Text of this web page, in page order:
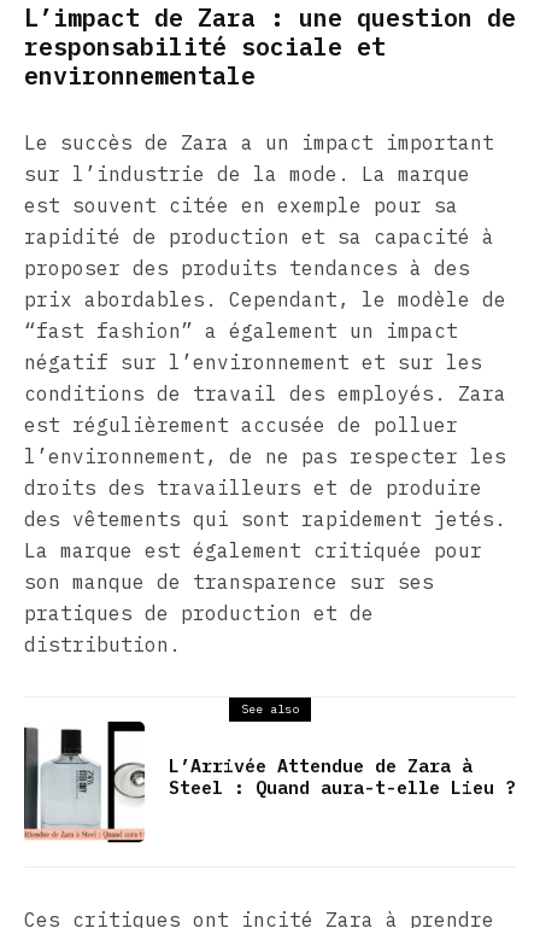
L’impact de Zara : une question de
responsabilité sociale et
environnementale
Le succès de Zara a un impact important
sur l’industrie de la mode. La marque
est souvent citée en exemple pour sa
rapidité de production et sa capacité à
proposer des produits tendances à des
prix abordables. Cependant, le modèle de
“fast fashion” a également un impact
négatif sur l’environnement et sur les
conditions de travail des employés. Zara
est régulièrement accusée de polluer
l’environnement, de ne pas respecter les
droits des travailleurs et de produire
des vêtements qui sont rapidement jetés.
La marque est également critiquée pour
son manque de transparence sur ses
pratiques de production et de
distribution.
See also
L’Arrivée Attendue de Zara à
Steel : Quand aura-t-elle Lieu ?
Ces critiques ont incité Zara à prendre